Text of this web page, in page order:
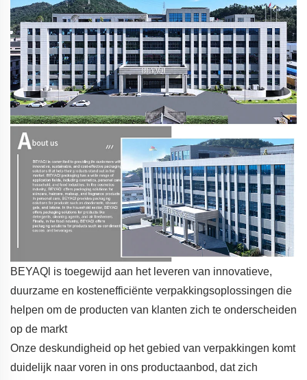
BEYAQl is toegewijd aan het leveren van innovatieve,
duurzame en kostenefficiënte verpakkingsoplossingen die
helpen om de producten van klanten zich te onderscheiden
op de markt
Onze deskundigheid op het gebied van verpakkingen komt
duidelijk naar voren in ons productaanbod, dat zich